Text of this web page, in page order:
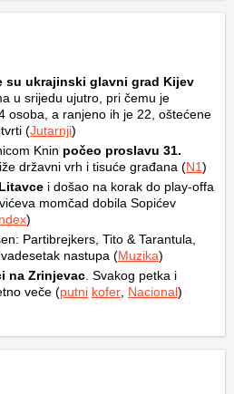
su ukrajinski glavni grad Kijev
u srijedu ujutro, pri čemu je
osoba, a ranjeno ih je 22, oštećene
(Jutarnji)
Knin počeo proslavu 31.
državni vrh i tisuće građana (N1)
i došao na korak do play-offa
momčad dobila Sopićev
)
Partibrejkers, Tito & Tarantula,
nastupa (Muzika)
na Zrinjevac . Svakog petka i
veče (putni kofer Nacional)